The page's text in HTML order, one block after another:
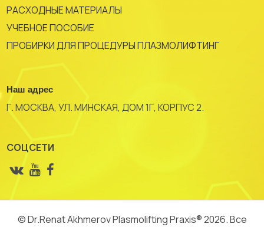
РАСХОДНЫЕ МАТЕРИАЛЫ
УЧЕБНОЕ ПОСОБИЕ
ПРОБИРКИ ДЛЯ ПРОЦЕДУРЫ ПЛАЗМОЛИФТИНГ
Наш адрес
Г. МОСКВА, УЛ. МИНСКАЯ, ДОМ 1Г, КОРПУС 2.
СОЦСЕТИ
© Dr.Renat Akhmerov Plasmolifting Praxis® 2026. Все